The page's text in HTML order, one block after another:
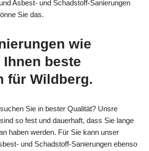
Asbest- und Schadstoff-Sanierungen
Sie das.
wie
beste
für Wildberg.
Sie in bester Qualität? Unsre
so fest und dauerhaft, dass Sie lange
haben werden. Für Sie kann unser
und Schadstoff-Sanierungen ebenso